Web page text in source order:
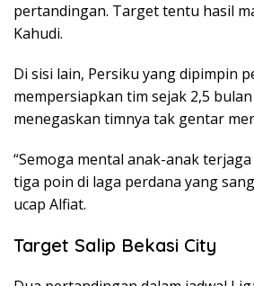
pertandingan. Target tentu hasil
Kahudi.
Di sisi lain, Persiku yang dipimpin
mempersiapkan tim sejak 2,5
menegaskan timnya tak gentar
“Semoga mental anak-anak
tiga poin di laga perdana yang
ucap Alfiat.
Target Salip Bekasi City